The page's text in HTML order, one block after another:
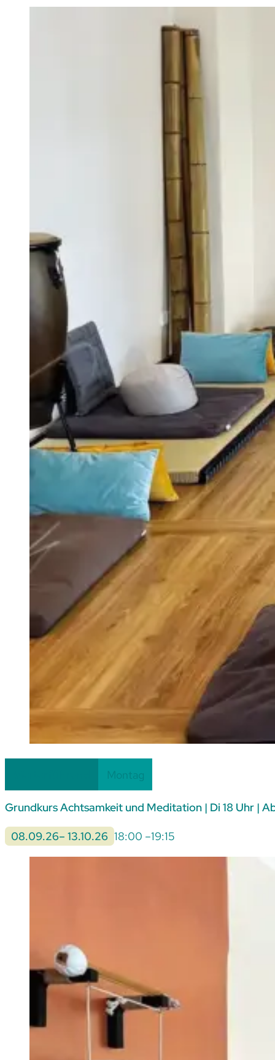
Montag
Grundkurs Achtsamkeit und Meditation | Di 18 Uhr |
08.09.26– 13.10.26 18:00 –19:15